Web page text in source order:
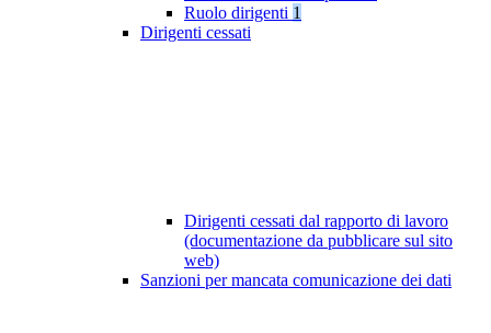
Ruolo dirigenti 1
Dirigenti cessati
Dirigenti cessati dal rapporto di lavoro
(documentazione da pubblicare sul sito
web)
Sanzioni per mancata comunicazione dei dati